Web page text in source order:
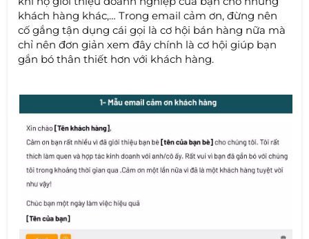
khách hàng khác,… Trong email cảm ơn, đừng nên
cố gắng tận dụng cái gọi là cơ hội bán hàng nữa mà
chỉ nên đơn giản xem đây chính là cơ hội giúp bạn
gắn bó thân thiết hơn với khách hàng.